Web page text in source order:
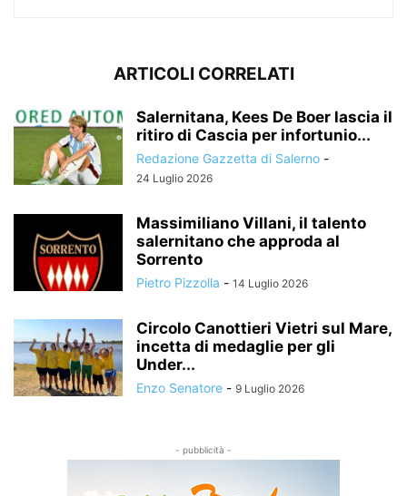
ARTICOLI CORRELATI
Salernitana, Kees De Boer lascia il
ritiro di Cascia per infortunio...
Redazione Gazzetta di Salerno -
24 Luglio 2026
Massimiliano Villani, il talento
salernitano che approda al
Sorrento
Pietro Pizzolla - 14 Luglio 2026
Circolo Canottieri Vietri sul Mare,
incetta di medaglie per gli
Under...
Enzo Senatore - 9 Luglio 2026
- pubblicità -